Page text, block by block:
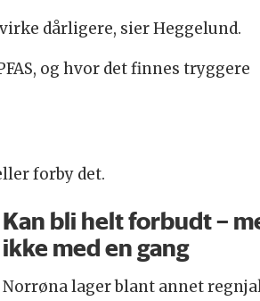
dårligere, sier Heggelund.
og hvor det finnes tryggere
forby det.
Kan bli helt forbudt –
ikke med en gang
Norrøna lager blant annet